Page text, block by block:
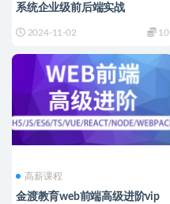
系统企业级前后端实战
2024-11-02 10
高薪课程
金渡教育web前端高级进阶vip